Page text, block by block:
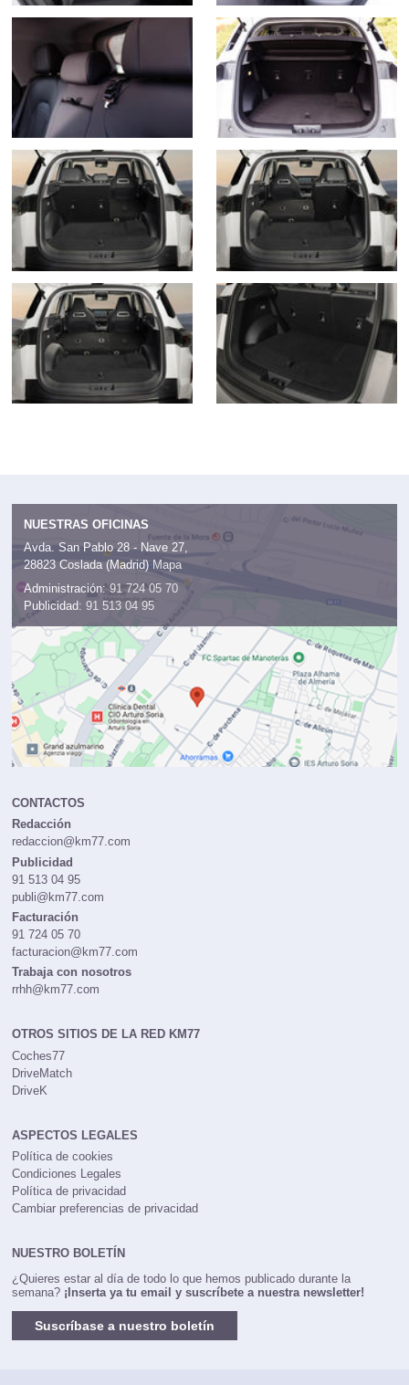
NUESTRAS OFICINAS
Avda. San Pablo 28 - Nave 27,
28823 Coslada (Madrid) Mapa
Administración: 91 724 05 70
Publicidad: 91 513 04 95
CONTACTOS
Redacción
redaccion@km77.com
Publicidad
91 513 04 95
publi@km77.com
Facturación
91 724 05 70
facturacion@km77.com
Trabaja con nosotros
rrhh@km77.com
OTROS SITIOS DE LA RED KM77
Coches77
DriveMatch
DriveK
ASPECTOS LEGALES
Política de cookies
Condiciones Legales
Política de privacidad
Cambiar preferencias de privacidad
NUESTRO BOLETÍN
¿Quieres estar al día de todo lo que hemos publicado durante la
semana? ¡Inserta ya tu email y suscríbete a nuestra newsletter!
Suscríbase a nuestro boletín